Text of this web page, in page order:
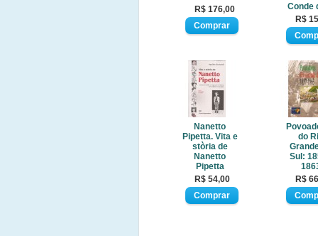
R$ 176,00
Conde
R$
Nanetto
Pipetta. Vita e
stòria de
Nanetto
Pipetta
R$ 54,00
do
Sul:
R$